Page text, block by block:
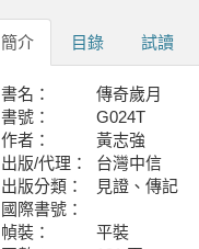
簡介 目錄 試讀
書名：
傳奇歲月
書號：
G024T
作者：
黃志強
出版/代理：
台灣中信
出版分類：
見證、傳記
國際書號：
幀裝：
平裝